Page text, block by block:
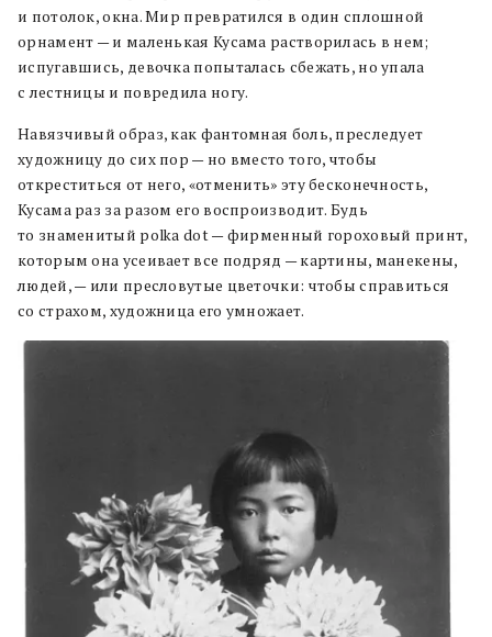
и потолок, окна. Мир превратился в один сплошной
орнамент — и маленькая Кусама растворилась в нем;
испугавшись, девочка попыталась сбежать, но упала
с лестницы и повредила ногу.
Навязчивый образ, как фантомная боль, преследует
художницу до сих пор — но вместо того, чтобы
откреститься от него, «отменить» эту бесконечность,
Кусама раз за разом его воспроизводит. Будь
то знаменитый polka dot — фирменный гороховый принт,
которым она усеивает все подряд — картины, манекены,
людей, — или пресловутые цветочки: чтобы справиться
со страхом, художница его умножает.